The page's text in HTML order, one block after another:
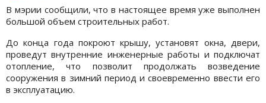
В мэрии сообщили, что в настоящее время уже выполнен
большой объем строительных работ.
До конца года покроют крышу, установят окна, двери,
проведут внутренние инженерные работы и подключат
отопление, что позволит продолжать возведение
сооружения в зимний период и своевременно ввести его
в эксплуатацию.